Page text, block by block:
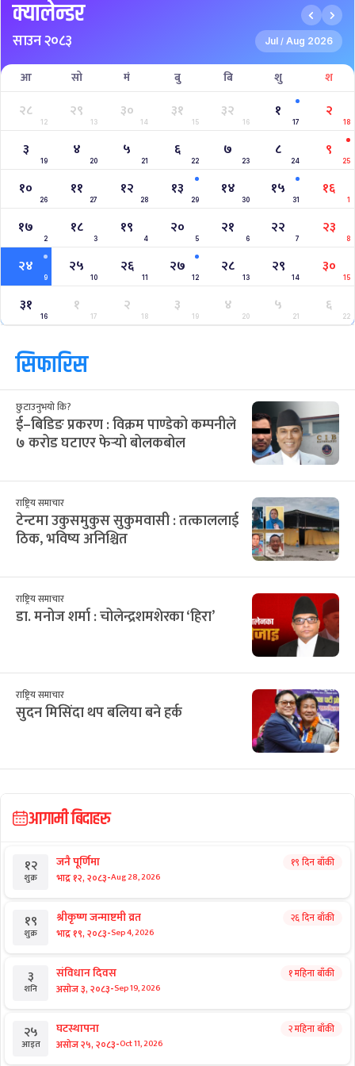
क्यालेन्डर
साउन २०८३ Jul / Aug 2026
आ सो मं बु बि शु श
२८
12
२९
13
३०
14
३१
15
३२
16
१
17
२
18
३
19
४
20
५
21
६
22
७
23
८
24
९
25
१०
26
११
27
१२
28
१३
29
१४
30
१५
31
१६
1
१७
2
१८
3
१९
4
२०
5
२१
6
२२
7
२३
8
२४
9
२५
10
२६
11
२७
12
२८
13
२९
14
३०
15
३१
16
१
17
२
18
३
19
४
20
५
21
६
22
सिफारिस
छुटाउनुभयो कि?
ई–बिडिङ प्रकरण : विक्रम पाण्डेको कम्पनीले
७ करोड घटाएर फेर्‍यो बोलकबोल
राष्ट्रिय समाचार
टेन्टमा उकुसमुकुस सुकुमवासी : तत्काललाई
ठिक, भविष्य अनिश्चित
राष्ट्रिय समाचार
डा. मनोज शर्मा : चोलेन्द्रशमशेरका ‘हिरा’
राष्ट्रिय समाचार
सुदन मिसिंदा थप बलिया बने हर्क
आगामी बिदाहरु
१२
शुक्र
जनै पूर्णिमा
भाद्र १२, २०८३-Aug 28, 2026
१९ दिन बाँकी
१९
शुक्र
श्रीकृष्ण जन्माष्टमी व्रत
भाद्र १९, २०८३-Sep 4, 2026
२६ दिन बाँकी
३
शनि
संविधान दिवस
असोज ३, २०८३-Sep 19, 2026
१ महिना बाँकी
२५
आइत
घटस्थापना
असोज २५, २०८३-Oct 11, 2026
२ महिना बाँकी